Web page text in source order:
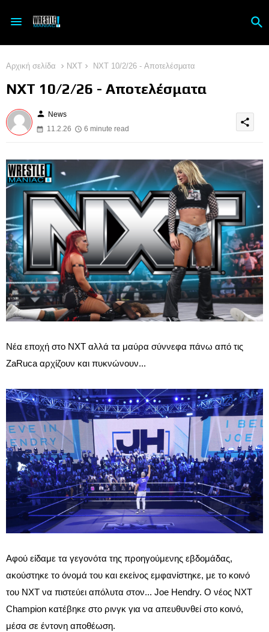
Αρχική σελίδα NXT NXT 10/2/26 - Αποτελέσματα
NXT 10/2/26 - Αποτελέσματα
person News
11.2.26
6 minute read
share
Νέα εποχή στο NXT αλλά τα μαύρα σύννεφα πάνω από τις
ZaRuca αρχίζουν και πυκνώνουν...
Αφού είδαμε τα γεγονότα της προηγούμενης εβδομάδας,
ακούστηκε το όνομά του και εκείνος εμφανίστηκε, με το κοινό
του NXT να πιστεύει απόλυτα στον... Joe Hendry. Ο νέος NXT
Champion κατέβηκε στο ρινγκ για να απευθυνθεί στο κοινό,
μέσα σε έντονη αποθέωση.